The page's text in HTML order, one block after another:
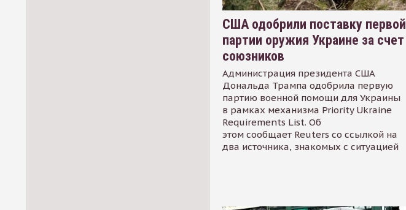
США одобрили поставку первой
партии оружия Украине за счет
союзников
Администрация президента США
Дональда Трампа одобрила первую
партию военной помощи для Украины
в рамках механизма Priority Ukraine
Requirements List. Об
этом сообщает Reuters со ссылкой на
два источника, знакомых с ситуацией